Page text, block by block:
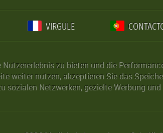
VIRGULE
zu bieten und die
weiter nutzen, akzeptieren Sie das
sozialen Netzwerken, gezielte Werbung